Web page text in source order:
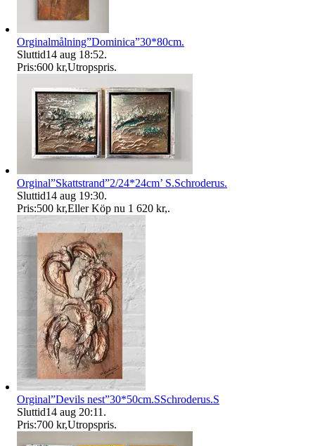
Orginalmålning”Dominica”30*80cm.
Sluttid14 aug 18:52.
Pris:600 kr,Utropspris.
Orginal”Skattstrand”2/24*24cm’ S.Schroderus.
Sluttid14 aug 19:30.
Pris:500 kr,Eller Köp nu 1 620 kr,.
Orginal”Devils nest”30*50cm.SSchroderus.S
Sluttid14 aug 20:11 .
Pris:700 kr,Utropspris.